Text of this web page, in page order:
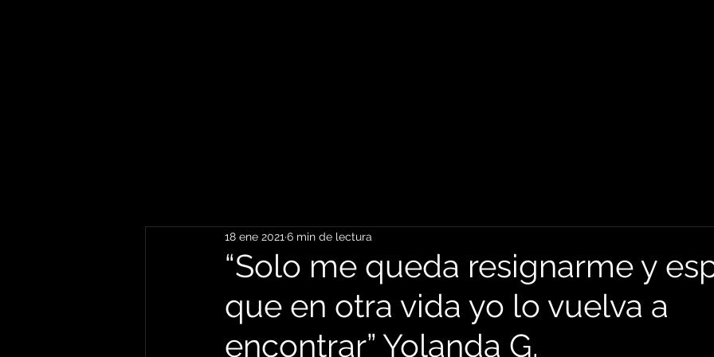
“Solo me queda resignarme y
que en otra vida yo lo vuelva a
encontrar” Yolanda G.
18 ene 2021 6 min de lectura